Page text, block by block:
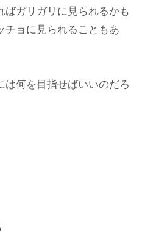
ガリガリに見られるかも
チョに見られることもあ
何を目指せばいいのだろ